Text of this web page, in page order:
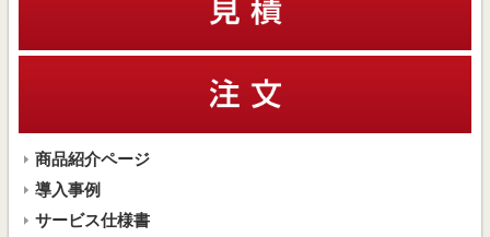
商品紹介ページ
導入事例
サービス仕様書